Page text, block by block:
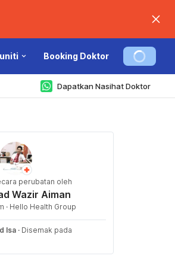
Booking Doktor
Dapatkan Nasihat Doktor
perubatan oleh
Wazir Aiman
· Hello Health Group
Isa · Disemak pada